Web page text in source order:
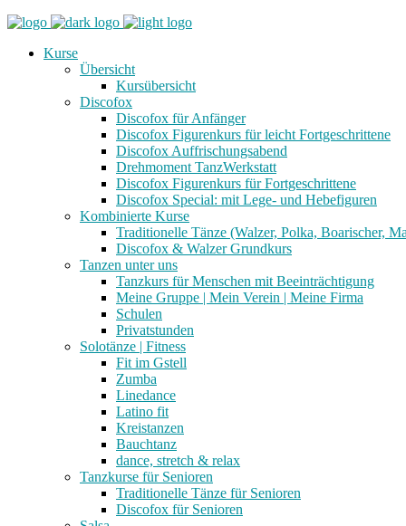
Kurse
Übersicht
Kursübersicht
Discofox
Discofox für Anfänger
Discofox Figurenkurs für leicht Fortgeschrittene
Discofox Auffrischungsabend
Drehmoment TanzWerkstatt
Discofox Figurenkurs für Fortgeschrittene
Discofox Special: mit Lege- und Hebefiguren
Kombinierte Kurse
Traditionelle Tänze (Walzer, Polka, Boarischer,
Discofox & Walzer Grundkurs
Tanzen unter uns
Tanzkurs für Menschen mit Beeinträchtigung
Meine Gruppe | Mein Verein | Meine Firma
Schulen
Privatstunden
Solotänze | Fitness
Fit im Gstell
Zumba
Linedance
Latino fit
Kreistanzen
Bauchtanz
dance, stretch & relax
Tanzkurse für Senioren
Traditionelle Tänze für Senioren
Discofox für Senioren